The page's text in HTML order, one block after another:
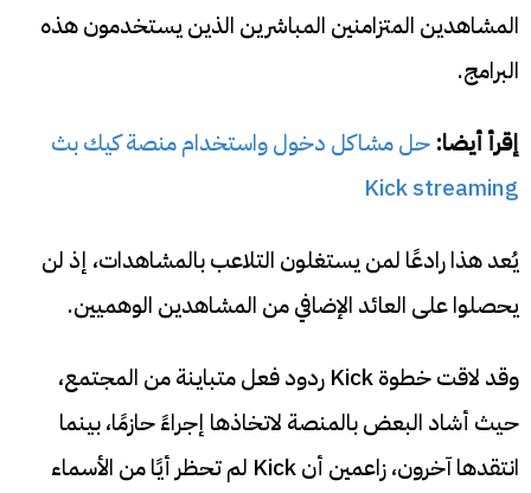
المشاهدين المتزامنين المباشرين الذين يستخدمون هذه
البرامج.
إقرأ أيضا: حل مشاكل دخول واستخدام منصة كيك بث
Kick streaming
يُعد هذا رادعًا لمن يستغلون التلاعب بالمشاهدات، إذ لن
يحصلوا على العائد الإضافي من المشاهدين الوهميين.
وقد لاقت خطوة Kick ردود فعل متباينة من المجتمع،
حيث أشاد البعض بالمنصة لاتخاذها إجراءً حازمًا، بينما
انتقدها آخرون، زاعمين أن Kick لم تحظر أيًا من الأسماء